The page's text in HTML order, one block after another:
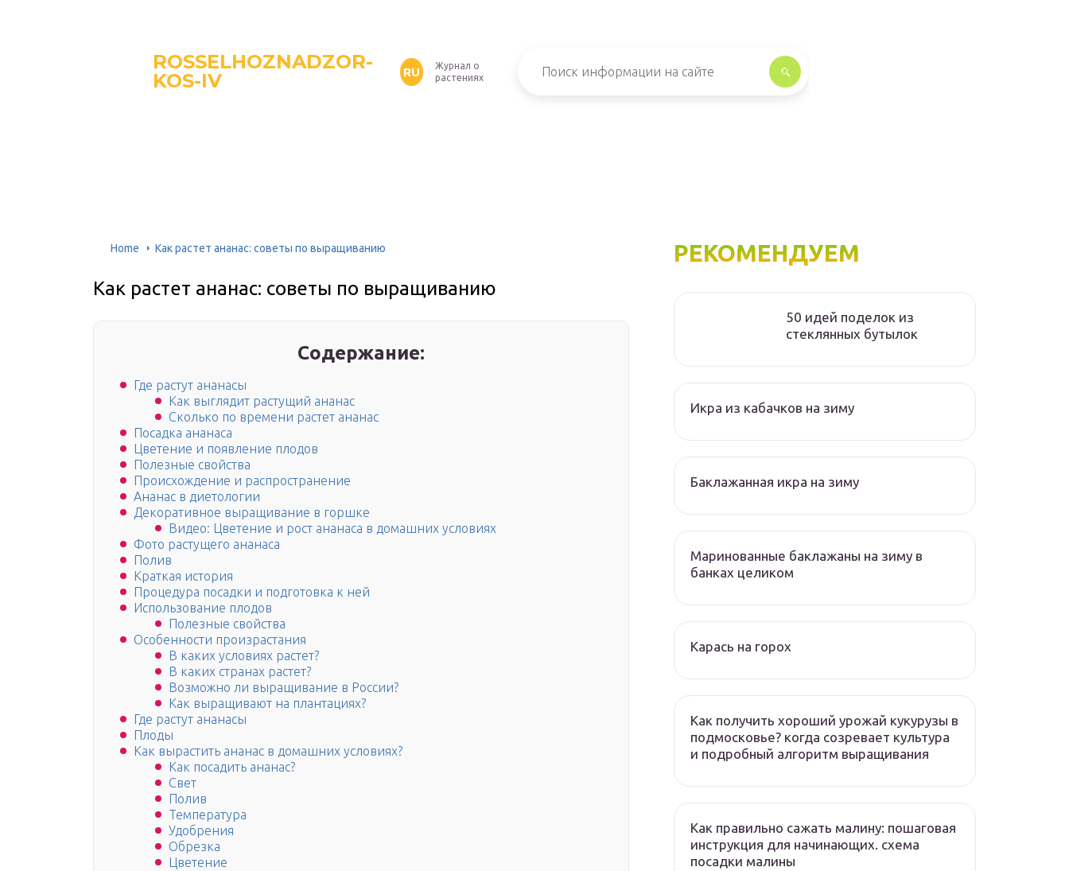
ROSSELHOZNADZOR-
KOS-IV
RU
Журнал о
растениях
Home Как растет ананас: советы по выращиванию
Как растет ананас: советы по выращиванию
Содержание:
Где растут ананасы
Как выглядит растущий ананас
Сколько по времени растет ананас
Посадка ананаса
Цветение и появление плодов
Полезные свойства
Происхождение и распространение
Ананас в диетологии
Декоративное выращивание в горшке
Видео: Цветение и рост ананаса в домашних условиях
Фото растущего ананаса
Полив
Краткая история
Процедура посадки и подготовка к ней
Использование плодов
Полезные свойства
Особенности произрастания
В каких условиях растет?
В каких странах растет?
Возможно ли выращивание в России?
Как выращивают на плантациях?
Где растут ананасы
Плоды
Как вырастить ананас в домашних условиях?
Как посадить ананас?
Свет
Полив
Температура
Удобрения
Обрезка
Цветение
РЕКОМЕНДУЕМ
50 идей поделок из
стеклянных бутылок
Икра из кабачков на зиму
Баклажанная икра на зиму
Маринованные баклажаны на зиму в
банках целиком
Карась на горох
Как получить хороший урожай кукурузы в
подмосковье? когда созревает культура
и подробный алгоритм выращивания
Как правильно сажать малину: пошаговая
инструкция для начинающих. схема
посадки малины